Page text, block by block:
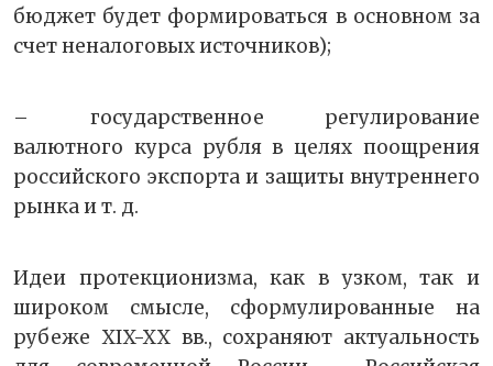
бюджет будет формироваться в основном за
счет неналоговых источников);
– государственное регулирование
валютного курса рубля в целях поощрения
российского экспорта и защиты внутреннего
рынка и т. д.
Идеи протекционизма, как в узком, так и
широком смысле, сформулированные на
рубеже XIX-XX вв., сохраняют актуальность